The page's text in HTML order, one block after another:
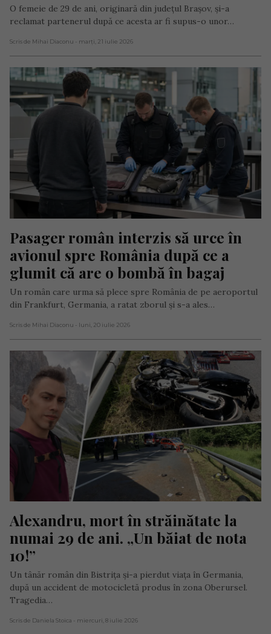
O femeie de 29 de ani, originară din județul Brașov, și-a
reclamat partenerul după ce acesta ar fi supus-o unor…
Scris de Mihai Diaconu - marți, 21 iulie 2026
Pasager român interzis să urce în
avionul spre România după ce a
glumit că are o bombă în bagaj
Un român care urma să plece spre România de pe aeroportul
din Frankfurt, Germania, a ratat zborul și s-a ales…
Scris de Mihai Diaconu - luni, 20 iulie 2026
Alexandru, mort în străinătate la
numai 29 de ani. „Un băiat de nota
10!”
Un tânăr român din Bistrița și-a pierdut viața în Germania,
după un accident de motocicletă produs în zona Oberursel.
Tragedia…
Scris de Daniela Stoica - miercuri, 8 iulie 2026